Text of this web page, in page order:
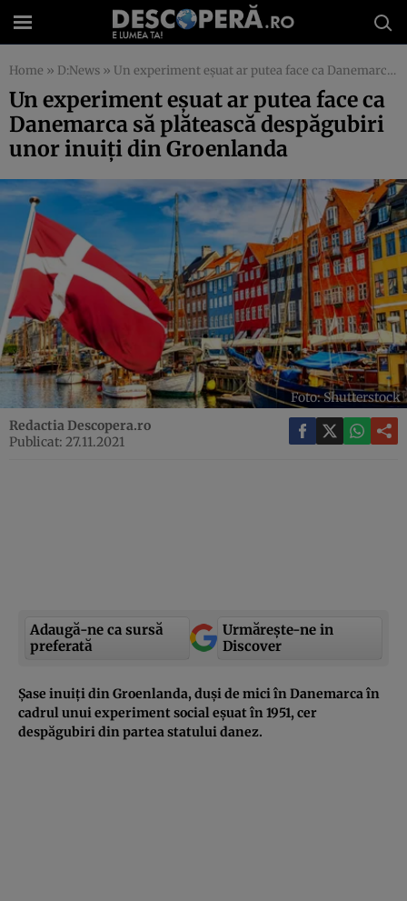
Home » D:News » Un experiment eșuat ar putea face ca Danemarca să plătească despăgubiri unor inuiți din Groenlanda
Un experiment eșuat ar putea face ca
Danemarca să plătească despăgubiri
unor inuiți din Groenlanda
Foto: Shutterstock
Redactia Descopera.ro
Publicat: 27.11.2021
Adaugă-ne ca sursă
preferată
Urmărește-ne in
Discover
Șase inuiți din Groenlanda, duși de mici în Danemarca în
cadrul unui experiment social eșuat în 1951, cer
despăgubiri din partea statului danez.